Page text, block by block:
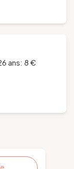
ans: 8 €